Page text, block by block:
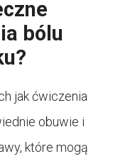
bólu
jak ćwiczenia
obuwie i
które mogą